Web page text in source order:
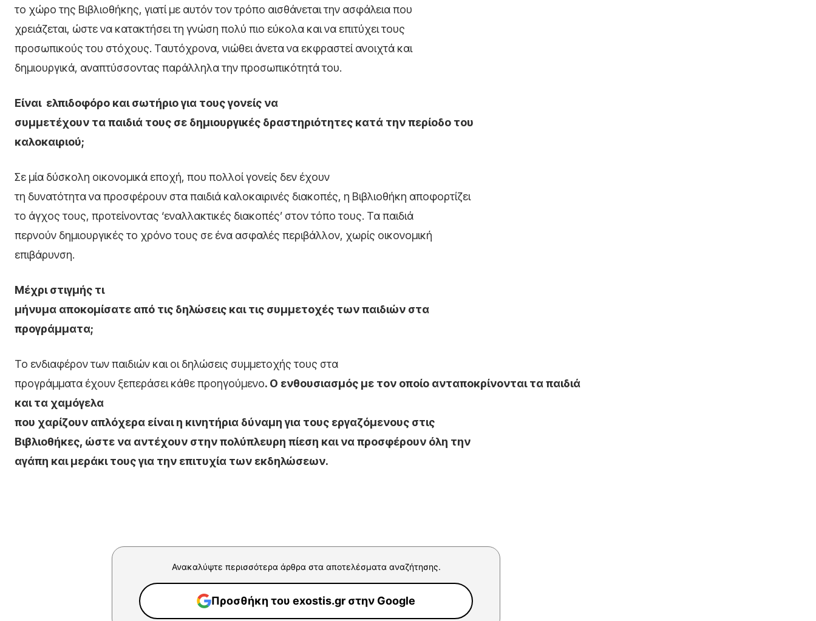
το χώρο της Βιβλιοθήκης, γιατί με αυτόν τον τρόπο αισθάνεται την ασφάλεια που
χρειάζεται, ώστε να κατακτήσει τη γνώση πολύ πιο εύκολα και να επιτύχει τους
προσωπικούς του στόχους. Ταυτόχρονα, νιώθει άνετα να εκφραστεί ανοιχτά και
δημιουργικά, αναπτύσσοντας παράλληλα την προσωπικότητά του.
Είναι ελπιδοφόρο και σωτήριο για τους γονείς να
συμμετέχουν τα παιδιά τους σε δημιουργικές δραστηριότητες κατά την περίοδο του
καλοκαιριού;
Σε μία δύσκολη οικονομικά εποχή, που πολλοί γονείς δεν έχουν
τη δυνατότητα να προσφέρουν στα παιδιά καλοκαιρινές διακοπές, η Βιβλιοθήκη αποφορτίζει
το άγχος τους, προτείνοντας ‘εναλλακτικές διακοπές’ στον τόπο τους. Τα παιδιά
περνούν δημιουργικές το χρόνο τους σε ένα ασφαλές περιβάλλον, χωρίς οικονομική
επιβάρυνση.
Μέχρι στιγμής τι
μήνυμα αποκομίσατε από τις δηλώσεις και τις συμμετοχές των παιδιών στα
προγράμματα;
Το ενδιαφέρον των παιδιών και οι δηλώσεις συμμετοχής τους στα
προγράμματα έχουν ξεπεράσει κάθε προηγούμενο. Ο ενθουσιασμός με τον οποίο ανταποκρίνονται τα παιδιά
και τα χαμόγελα
που χαρίζουν απλόχερα είναι η κινητήρια δύναμη για τους εργαζόμενους στις
Βιβλιοθήκες, ώστε να αντέχουν στην πολύπλευρη πίεση και να προσφέρουν όλη την
αγάπη και μεράκι τους για την επιτυχία των εκδηλώσεων.
Ανακαλύψτε περισσότερα άρθρα στα αποτελέσματα αναζήτησης.
Προσθήκη του exostis.gr στην Google